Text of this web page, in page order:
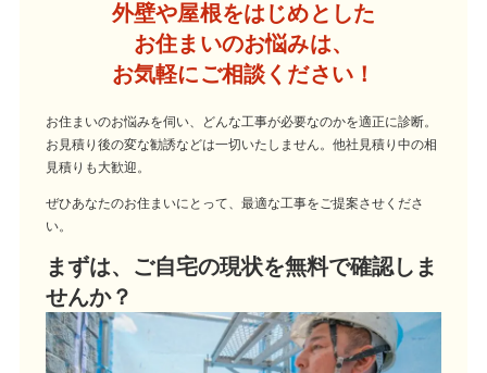
外壁や屋根をはじめとした
お住まいのお悩みは、
お気軽にご相談ください！
お住まいのお悩みを伺い、どんな工事が必要なのかを適正に診断。
お見積り後の変な勧誘などは一切いたしません。他社見積り中の相
見積りも大歓迎。
ぜひあなたのお住まいにとって、最適な工事をご提案させくださ
い。
まずは、ご自宅の現状を無料で確認しま
せんか？